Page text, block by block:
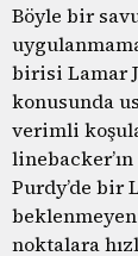
Böyle bir
birisi Lamar
konusunda
verimli
Purdy’de bir
noktalara